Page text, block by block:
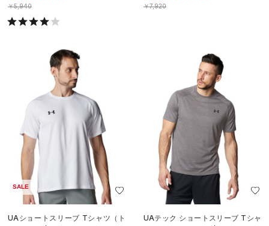
￥5,940
￥7,920
SALE
UAショートスリーブ Tシャツ（ト
UAテック ショートスリーブ Tシャ